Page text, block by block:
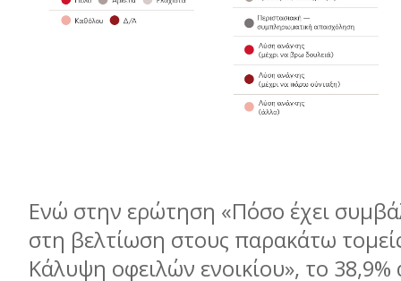
Ενώ στην ερώτηση «Πόσο έχει
στη βελτίωση στους παρακάτω
Κάλυψη οφειλών ενοικίου», το